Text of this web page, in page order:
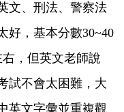
文、刑法、警察法
好，基本分數30~40
，但英文老師說
試不會太困難，大
英文字彙並重複觀